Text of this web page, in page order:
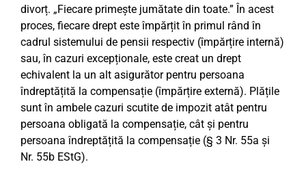
divorț. „Fiecare primește jumătate din toate.” În acest
proces, fiecare drept este împărțit în primul rând în
cadrul sistemului de pensii respectiv (împărțire internă)
sau, în cazuri excepționale, este creat un drept
echivalent la un alt asigurător pentru persoana
îndreptățită la compensație (împărțire externă). Plățile
sunt în ambele cazuri scutite de impozit atât pentru
persoana obligată la compensație, cât și pentru
persoana îndreptățită la compensație (§ 3 Nr. 55a și
Nr. 55b EStG).